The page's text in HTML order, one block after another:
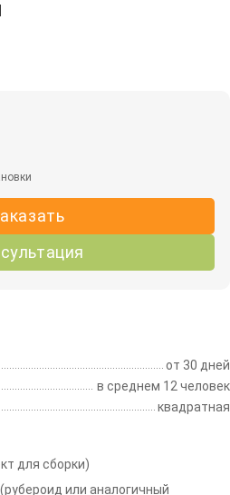
от 30 дней
в среднем 12 человек
квадратная
для сборки)
или аналогичный